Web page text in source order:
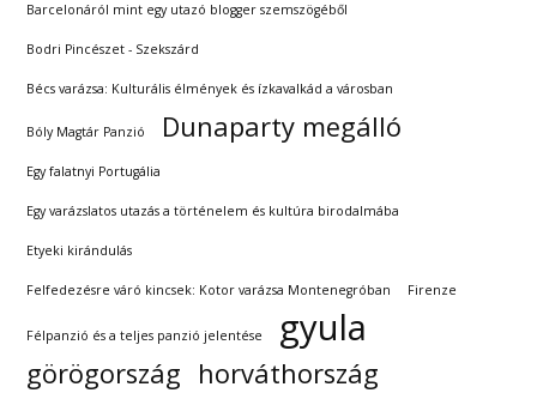
Barcelonáról mint egy utazó blogger szemszögéből
Bodri Pincészet - Szekszárd
Bécs varázsa: Kulturális élmények és ízkavalkád a városban
Bóly Magtár Panzió Dunaparty megálló
Egy falatnyi Portugália
Egy varázslatos utazás a történelem és kultúra birodalmába
Etyeki kirándulás
Felfedezésre váró kincsek: Kotor varázsa Montenegróban Firenze
Félpanzió és a teljes panzió jelentése gyula
görögország horváthország